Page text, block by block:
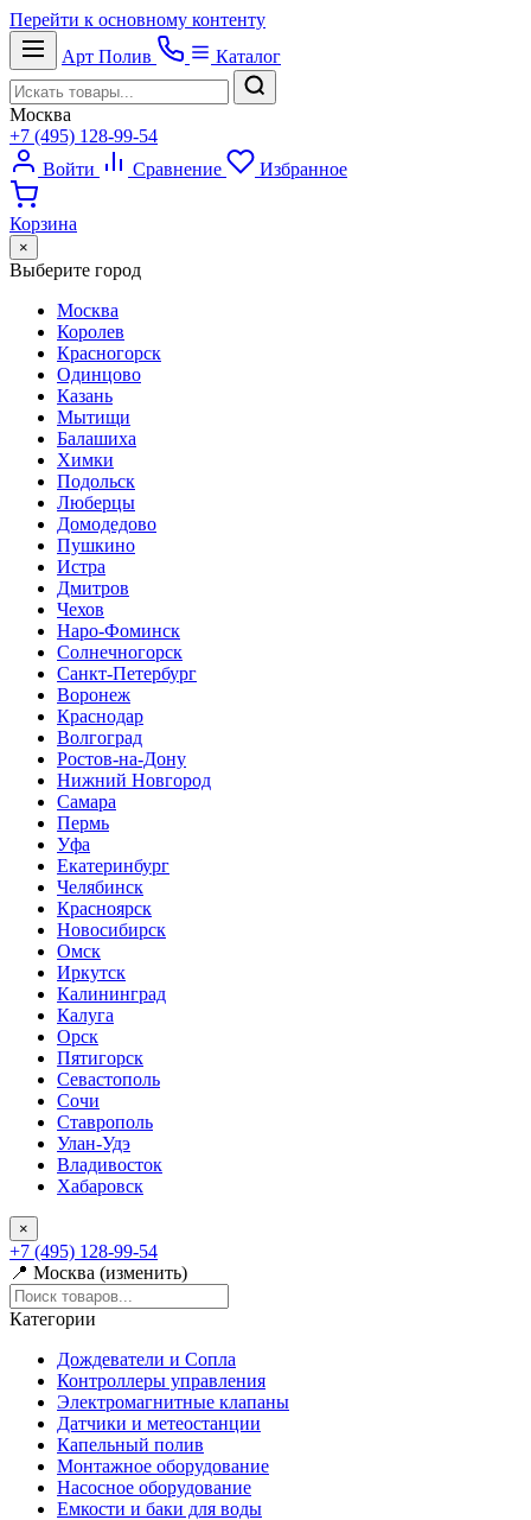
Перейти к основному контенту
Арт Полив Каталог
Москва
+7 (495) 128-99-54
Войти
Сравнение Избранное
Корзина
×
Выберите город
Москва
Королев
Красногорск
Одинцово
Казань
Мытищи
Балашиха
Химки
Подольск
Люберцы
Домодедово
Пушкино
Истра
Дмитров
Чехов
Наро-Фоминск
Солнечногорск
Санкт-Петербург
Воронеж
Краснодар
Волгоград
Ростов-на-Дону
Нижний Новгород
Самара
Пермь
Уфа
Екатеринбург
Челябинск
Красноярск
Новосибирск
Омск
Иркутск
Калининград
Калуга
Орск
Пятигорск
Севастополь
Сочи
Ставрополь
Улан-Удэ
Владивосток
Хабаровск
×
+7 (495) 128-99-54
📍 Москва (изменить)
Категории
Дождеватели и Сопла
Контроллеры управления
Электромагнитные клапаны
Датчики и метеостанции
Капельный полив
Монтажное оборудование
Насосное оборудование
Емкости и баки для воды